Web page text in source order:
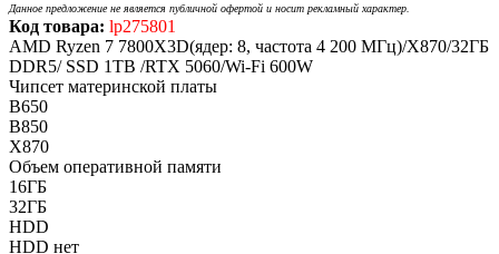
Данное предложение не является публичной офертой и носит рекламный характер.
Код товара: lp275801
AMD Ryzen 7 7800X3D(ядер: 8, частота 4 200 МГц)/X870/32ГБ
DDR5/ SSD 1TB /RTX 5060/Wi-Fi 600W
Чипсет материнской платы
B650
B850
X870
Объем оперативной памяти
16ГБ
32ГБ
HDD
HDD нет